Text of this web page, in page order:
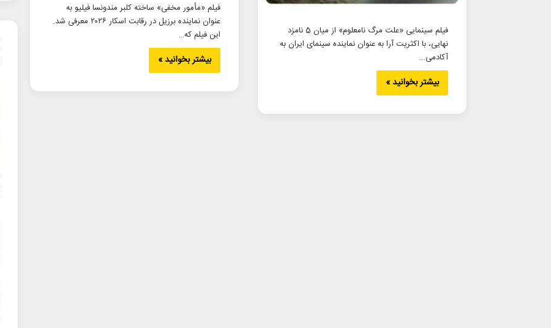
فیلم سینمایی «علت مرگ نامعلوم» از میان 5 نامزد
نهایی، با اکثریت آرا به عنوان نماینده سینمای ایران به
آکادمی…
بیشتر بخوانید »
فیلم «مأمور مخفی» ساخته کلبر مندونسا فیلیو به
عنوان نماینده برزیل در رقابت اسکار ۲۰۲۶ معرفی شد.
این فیلم که…
بیشتر بخوانید »